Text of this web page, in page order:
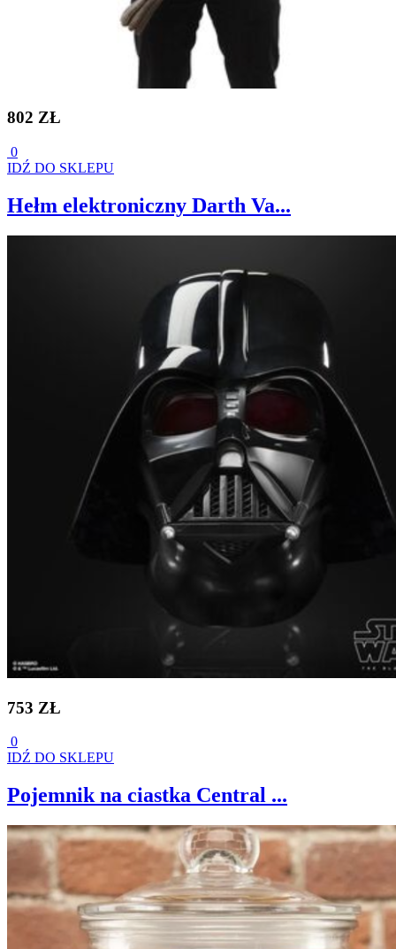
802 ZŁ
0
IDŹ DO SKLEPU
Hełm elektroniczny Darth Va...
753 ZŁ
0
IDŹ DO SKLEPU
Pojemnik na ciastka Central ...